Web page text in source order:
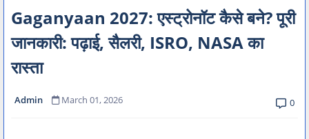
Gaganyaan 2027: एस्ट्रोनॉट कैसे बने? पूरी
जानकारी: पढ़ाई, सैलरी, ISRO, NASA का
रास्ता
Admin March 01, 2026 0